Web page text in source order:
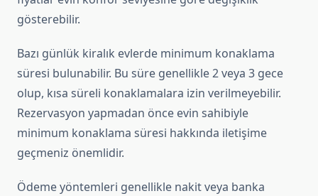
gösterebilir.
Bazı günlük kiralık evlerde minimum konaklama
süresi bulunabilir. Bu süre genellikle 2 veya 3 gece
olup, kısa süreli konaklamalara izin verilmeyebilir.
Rezervasyon yapmadan önce evin sahibiyle
minimum konaklama süresi hakkında iletişime
geçmeniz önemlidir.
Ödeme yöntemleri genellikle nakit veya banka